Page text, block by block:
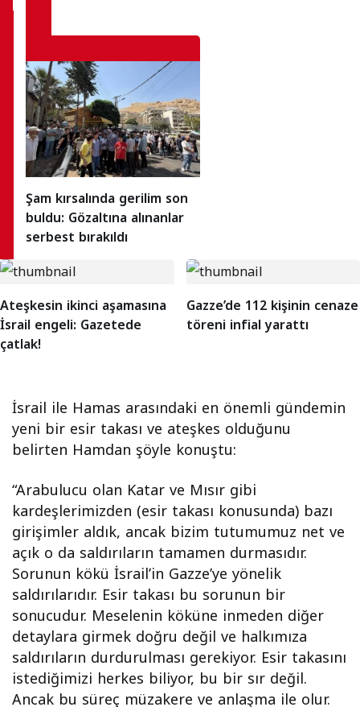
Şam kırsalında gerilim son
buldu: Gözaltına alınanlar
serbest bırakıldı
Ateşkesin ikinci aşamasına
İsrail engeli: Gazetede
çatlak!
Gazze’de 112 kişinin cenaze
töreni infial yarattı
İsrail ile Hamas arasındaki en önemli gündemin
yeni bir esir takası ve ateşkes olduğunu
belirten Hamdan şöyle konuştu:
“Arabulucu olan Katar ve Mısır gibi
kardeşlerimizden (esir takası konusunda) bazı
girişimler aldık, ancak bizim tutumumuz net ve
açık o da saldırıların tamamen durmasıdır.
Sorunun kökü İsrail’in Gazze’ye yönelik
saldırılarıdır. Esir takası bu sorunun bir
sonucudur. Meselenin köküne inmeden diğer
detaylara girmek doğru değil ve halkımıza
saldırıların durdurulması gerekiyor. Esir takasını
istediğimizi herkes biliyor, bu bir sır değil.
Ancak bu süreç müzakere ve anlaşma ile olur.